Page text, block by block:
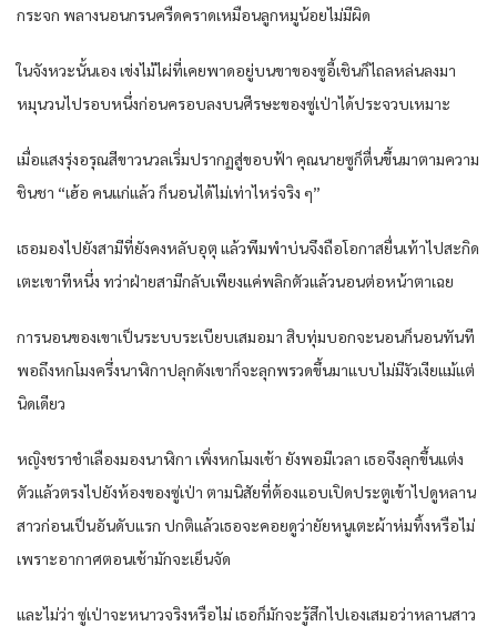
กระจก พลางนอนกรนครืดคราดเหมือนลูกหมูน้อยไม่มีผิด
ในจังหวะนั้นเอง เข่งไม้ไผ่ที่เคยพาดอยู่บนขาของซูอี้เชินก็ไถลหล่นลงมา
หมุนวนไปรอบหนึ่งก่อนครอบลงบนศีรษะของซู่เป่าได้ประจวบเหมาะ
เมื่อแสงรุ่งอรุณสีขาวนวลเริ่มปรากฏสู่ขอบฟ้า คุณนายซูก็ตื่นขึ้นมาตามความ
ชินชา “เฮ้อ คนแก่แล้ว ก็นอนได้ไม่เท่าไหร่จริง ๆ”
เธอมองไปยังสามีที่ยังคงหลับอุตุ แล้วพึมพำบ่นจึงถือโอกาสยื่นเท้าไปสะกิด
เตะเขาทีหนึ่ง ทว่าฝ่ายสามีกลับเพียงแค่พลิกตัวแล้วนอนต่อหน้าตาเฉย
การนอนของเขาเป็นระบบระเบียบเสมอมา สิบทุ่มบอกจะนอนก็นอนทันที
พอถึงหกโมงครึ่งนาฬิกาปลุกดังเขาก็จะลุกพรวดขึ้นมาแบบไม่มีงัวเงียแม้แต่
นิดเดียว
หญิงชราชำเลืองมองนาฬิกา เพิ่งหกโมงเช้า ยังพอมีเวลา เธอจึงลุกขึ้นแต่ง
ตัวแล้วตรงไปยังห้องของซู่เป่า ตามนิสัยที่ต้องแอบเปิดประตูเข้าไปดูหลาน
สาวก่อนเป็นอันดับแรก ปกติแล้วเธอจะคอยดูว่ายัยหนูเตะผ้าห่มทิ้งหรือไม่
เพราะอากาศตอนเช้ามักจะเย็นจัด
และไม่ว่า ซู่เป่าจะหนาวจริงหรือไม่ เธอก็มักจะรู้สึกไปเองเสมอว่าหลานสาว